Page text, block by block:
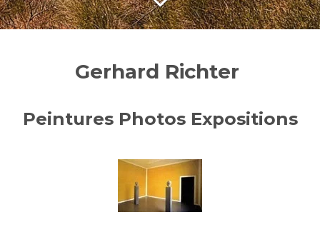
Gerhard Richter
Peintures Photos Expositions